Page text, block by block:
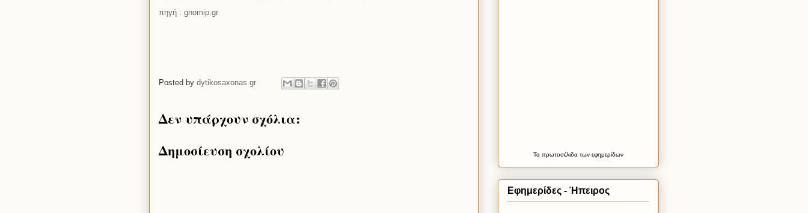
πηγή : gnomip.gr
Posted by dytikosaxonas.gr
Δεν υπάρχουν σχόλια:
Δημοσίευση σχολίου
Τα πρωτοσέλιδατων εφημερίδων
Εφημερίδες - Ήπειρος